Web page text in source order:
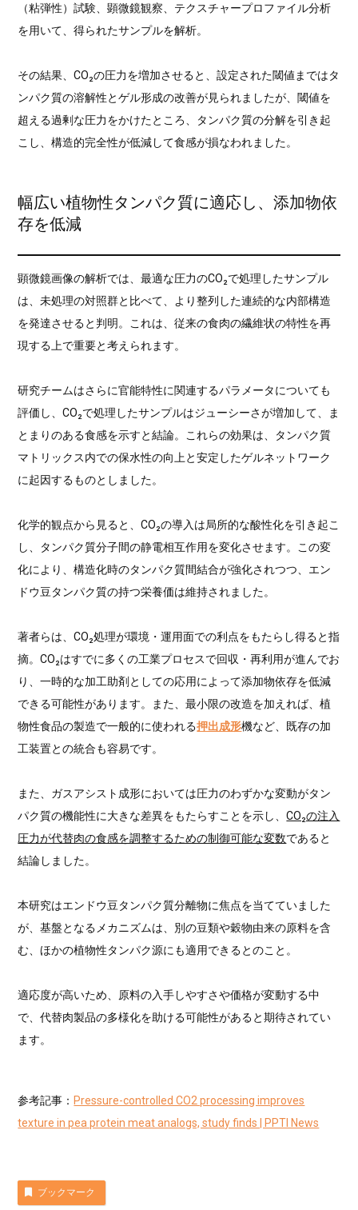
（粘弾性）試験、顕微鏡観察、テクスチャープロファイル分析
を用いて、得られたサンプルを解析。
その結果、CO₂の圧力を増加させると、設定された閾値まではタ
ンパク質の溶解性とゲル形成の改善が見られましたが、閾値を
超える過剰な圧力をかけたところ、タンパク質の分解を引き起
こし、構造的完全性が低減して食感が損なわれました。
幅広い植物性タンパク質に適応し、添加物依
存を低減
顕微鏡画像の解析では、最適な圧力のCO₂で処理したサンプル
は、未処理の対照群と比べて、より整列した連続的な内部構造
を発達させると判明。これは、従来の食肉の繊維状の特性を再
現する上で重要と考えられます。
研究チームはさらに官能特性に関連するパラメータについても
評価し、CO₂で処理したサンプルはジューシーさが増加して、ま
とまりのある食感を示すと結論。これらの効果は、タンパク質
マトリックス内での保水性の向上と安定したゲルネットワーク
に起因するものとしました。
化学的観点から見ると、CO₂の導入は局所的な酸性化を引き起こ
し、タンパク質分子間の静電相互作用を変化させます。この変
化により、構造化時のタンパク質間結合が強化されつつ、エン
ドウ豆タンパク質の持つ栄養価は維持されました。
著者らは、CO₂処理が環境・運用面での利点をもたらし得ると指
摘。CO₂はすでに多くの工業プロセスで回収・再利用が進んでお
り、一時的な加工助剤としての応用によって添加物依存を低減
できる可能性があります。また、最小限の改造を加えれば、植
物性食品の製造で一般的に使われる押出成形機など、既存の加
工装置との統合も容易です。
また、ガスアシスト成形においては圧力のわずかな変動がタン
パク質の機能性に大きな差異をもたらすことを示し、CO₂の注入
圧力が代替肉の食感を調整するための制御可能な変数であると
結論しました。
本研究はエンドウ豆タンパク質分離物に焦点を当てていました
が、基盤となるメカニズムは、別の豆類や穀物由来の原料を含
む、ほかの植物性タンパク源にも適用できるとのこと。
適応度が高いため、原料の入手しやすさや価格が変動する中
で、代替肉製品の多様化を助ける可能性があると期待されてい
ます。
参考記事： Pressure-controlled CO2 processing improves
texture in pea protein meat analogs, study finds | PPTI News
ブックマーク